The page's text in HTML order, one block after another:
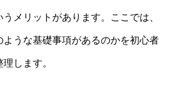
メリットがあります。ここでは、
ような基礎事項があるのかを初心者
します。